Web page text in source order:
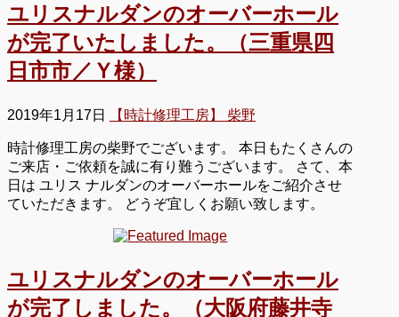
ユリスナルダンのオーバーホール
が完了いたしました。（三重県四
日市市／Ｙ様）
2019年1月17日 【時計修理工房】 柴野
時計修理工房の柴野でございます。 本日もたくさんの
ご来店・ご依頼を誠に有り難うございます。 さて、本
日は ユリス ナルダンのオーバーホールをご紹介させ
ていただきます。 どうぞ宜しくお願い致します。
ユリスナルダンのオーバーホール
が完了しました。（大阪府藤井寺